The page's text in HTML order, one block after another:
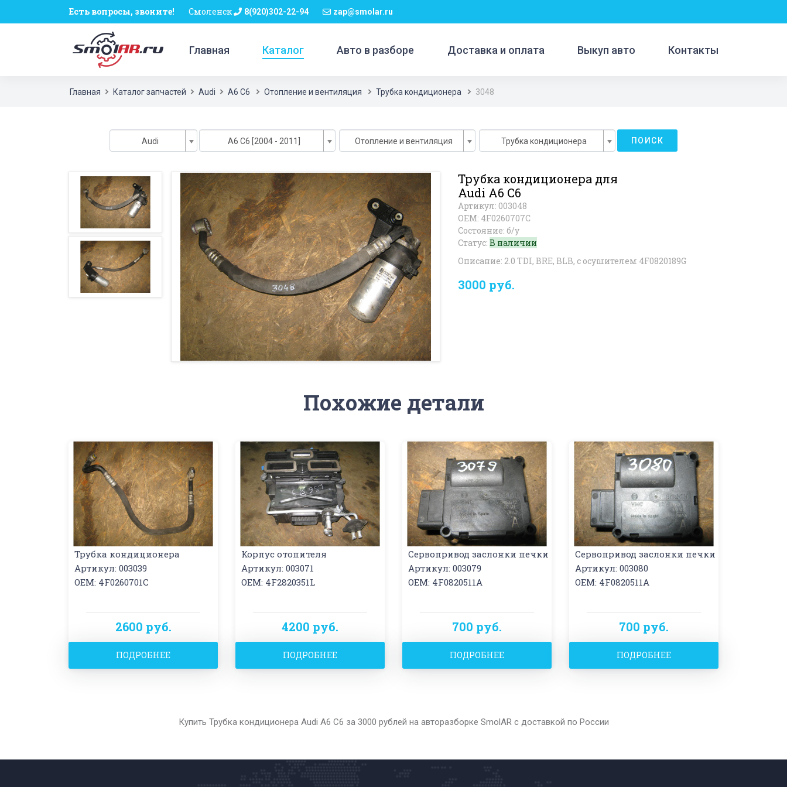
Есть вопросы, звоните! Смоленск 8(920)302-22-94 zap@smolar.ru
Главная Каталог Авто в разборе Доставка и оплата Выкуп авто Контакты
Главная Каталог запчастей Audi A6 C6 Отопление и вентиляция Трубка кондиционера 3048
Audi A6 C6 [2004 - 2011] Отопление и вентиляция Трубка кондиционера ПОИСК
Трубка кондиционера для
Audi A6 C6
Артикул: 003048
OEM: 4F0260707C
Состояние: б/у
Статус: В наличии
Описание: 2.0 TDI, BRE, BLB, с осушителем 4F0820189G
3000 руб.
Похожие детали
Трубка кондиционера
Артикул: 003039
OEM: 4F0260701C
2600 руб.
ПОДРОБНЕЕ
Корпус отопителя
Артикул: 003071
OEM: 4F2820351L
4200 руб.
ПОДРОБНЕЕ
Сервопривод заслонки печки
Артикул: 003079
OEM: 4F0820511A
700 руб.
ПОДРОБНЕЕ
Сервопривод заслонки печки
Артикул: 003080
OEM: 4F0820511A
700 руб.
ПОДРОБНЕЕ
Купить Трубка кондиционера Audi A6 C6 за 3000 рублей на авторазборке SmolAR с доставкой по России